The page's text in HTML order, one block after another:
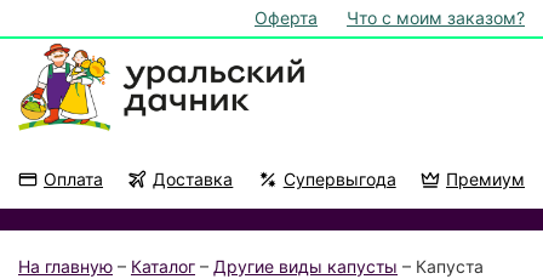
Оферта Что с моим заказом?
Оплата Доставка Супервыгода Премиум
На главную – Каталог – Другие виды капусты – Капуста